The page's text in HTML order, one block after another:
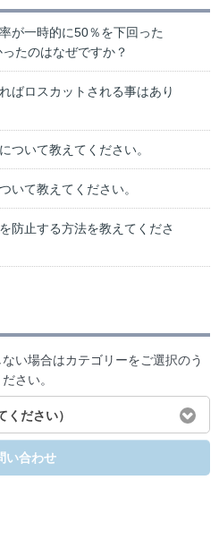
が一時的に50％を下回った
たのはなぜですか？
ばロスカットされる事はあり
ついて教えてください。
いて教えてください。
防止する方法を教えてくださ
い場合はカテゴリーをご選択のう
さい。
ください）
い合わせ